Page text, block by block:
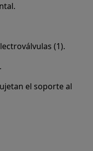
(1).
el soporte al